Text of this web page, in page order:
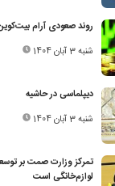
روند صعودی آرام
شنبه 3 آبان 1404
دیپلماسی در حاشیه
شنبه 3 آبان 1404
تمرکز وزارت صمت بر
لوازم‌خانگی ‌است